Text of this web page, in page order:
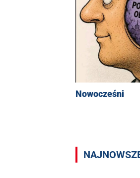
Nowocześni